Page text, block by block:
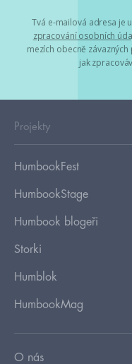
Tvá e-mailová adresa je
zpracování osobních
mezích obecně
jak
Projekty
HumbookFest
HumbookStage
Humbook blogeři
Storki
Humblok
HumbookMag
O nás